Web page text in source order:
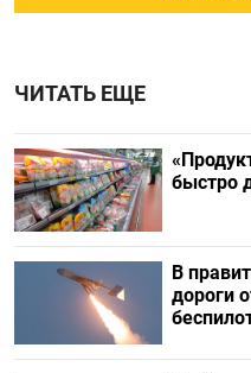
ЧИТАТЬ ЕЩЕ
быстро
В
дороги